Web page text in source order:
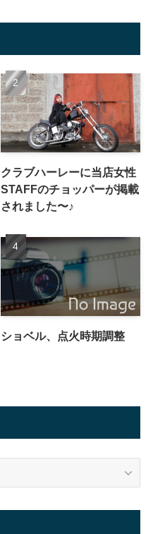
クラブハーレーに当店女性
STAFFのチョッパーが掲載
されました〜♪
ショベル、点火時期調整